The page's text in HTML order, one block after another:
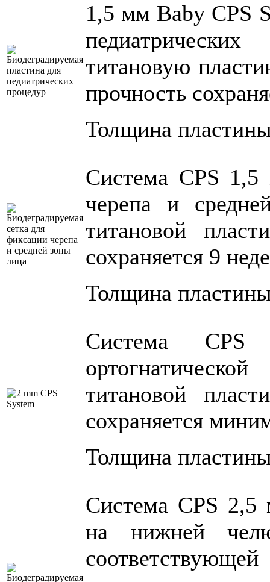
1,5 мм Baby CPS
титановую
прочность
Толщина
Система CPS 1,5
черепа и
титановой
сохраняется 9
Толщина
Система
титановой
сохраняется
Толщина
Система CPS 2,5
на нижней